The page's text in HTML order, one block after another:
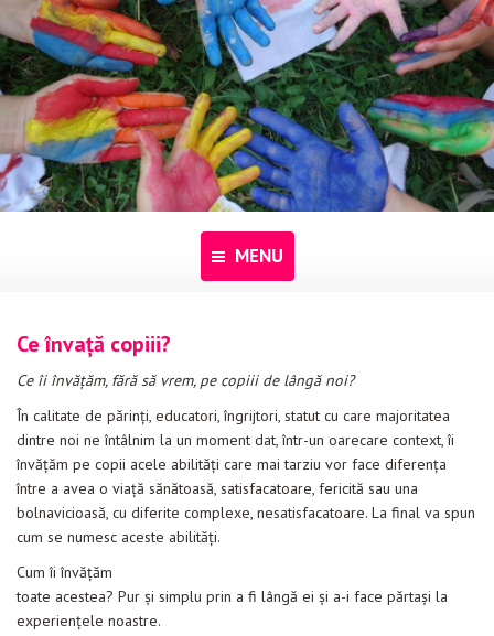
MENU
Despre noi
Programe
Pentru dascăli
Evenimente
Blog
Ce învaţă copiii?
Ce îi învăţăm, fără să vrem, pe copiii de lângă noi?
În calitate de părinţi, educatori, îngrijtori, statut cu care majoritatea
dintre noi ne întâlnim la un moment dat, într-un oarecare context, îi
învăţăm pe copii acele abilităţi care mai tarziu vor face diferenţa
între a avea o viaţă sănătoasă, satisfacatoare, fericită sau una
bolnavicioasă, cu diferite complexe, nesatisfacatoare. La final va spun
cum se numesc aceste abilităţi.
Cum îi învăţăm
toate acestea? Pur şi simplu prin a fi lângă ei şi a-i face părtaşi la
experienţele noastre.